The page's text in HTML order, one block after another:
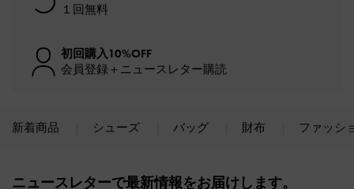
１回無料
初回購入10%OFF
会員登録＋ニュースレター購読
新着商品 シューズ バッグ 財布 ファッシ
ニュースレターで最新情報をお届けします。​